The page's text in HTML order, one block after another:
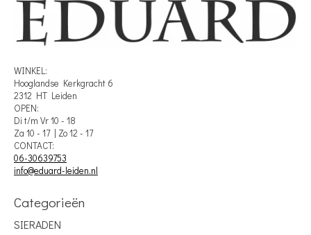
WINKEL:
Hooglandse Kerkgracht 6
2312 HT Leiden
OPEN:
Di t/m Vr 10 - 18
Za 10 - 17 | Zo 12 - 17
CONTACT:
06-30639753
info@eduard-leiden.nl
Categorieën
SIERADEN